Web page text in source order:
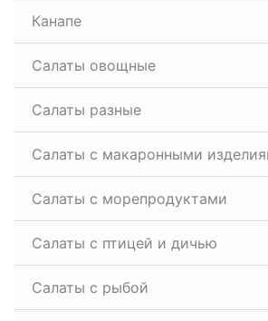
Канапе
Салаты овощные
Салаты разные
Салаты с макаронными
Салаты с морепродуктами
Салаты с птицей и дичью
Салаты с рыбой